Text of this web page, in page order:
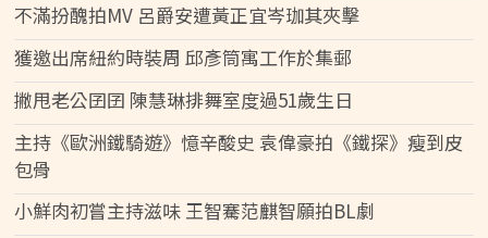
不滿扮醜拍MV 呂爵安遭黃正宜岑珈其夾擊
獲邀出席紐約時裝周 邱彥筒寓工作於集郵
撇甩老公囝囝 陳慧琳排舞室度過51歲生日
主持《歐洲鐵騎遊》憶辛酸史 袁偉豪拍《鐵探》瘦到皮
包骨
小鮮肉初嘗主持滋味 王智騫范麒智願拍BL劇